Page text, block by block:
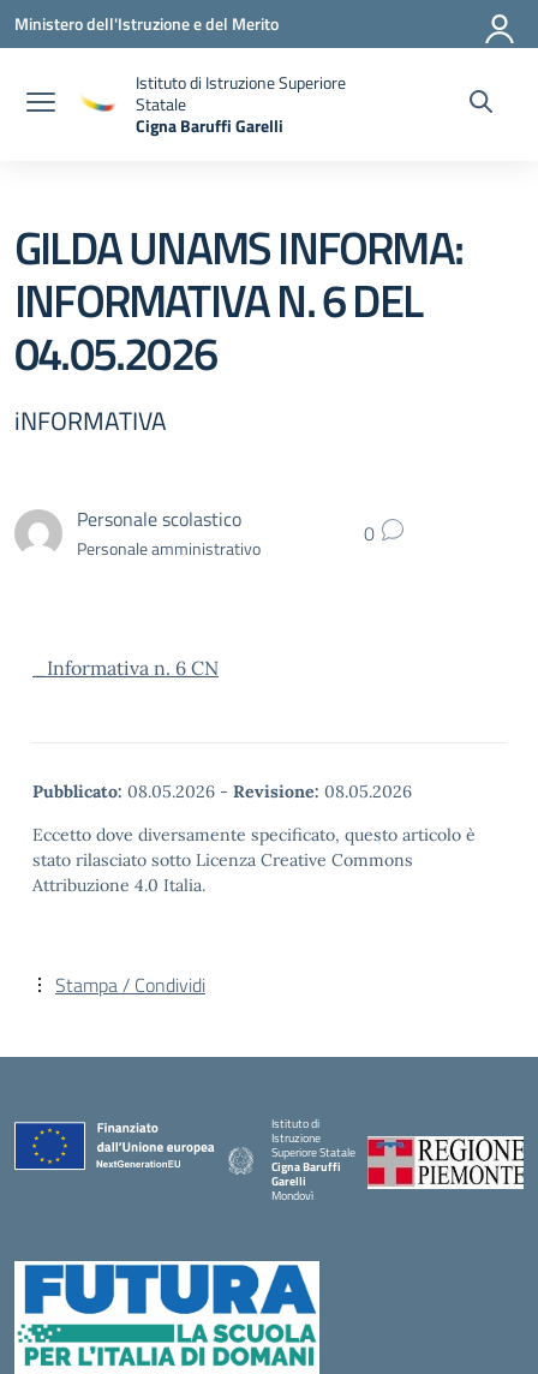
Vai ai contenuti
Vai al menu di navigazione
Vai al footer
Ministero dell'Istruzione e del Merito
Istituto di Istruzione Superiore
Statale
Cigna Baruffi Garelli
GILDA UNAMS INFORMA:
INFORMATIVA N. 6 DEL
04.05.2026
iNFORMATIVA
Personale scolastico
Personale amministrativo 0
_Informativa n. 6 CN
Pubblicato: 08.05.2026 - Revisione: 08.05.2026
Eccetto dove diversamente specificato, questo articolo è
stato rilasciato sotto Licenza Creative Commons
Attribuzione 4.0 Italia.
Stampa / Condividi
Istituto di
Istruzione
Superiore Statale
Cigna Baruffi
Garelli
Mondovì